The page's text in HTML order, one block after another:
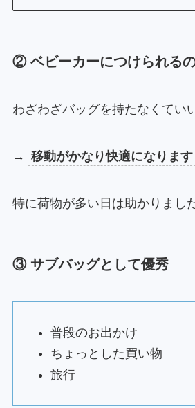
② ベビーカーにつけられる
わざわざバッグを持たなくてい
→ 移動がかなり快適になります
特に荷物が多い日は助かりました
③ サブバッグとして優秀
普段のお出かけ
ちょっとした買い物
旅行